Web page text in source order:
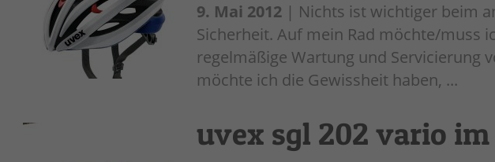
9. Mai 2012 | Nichts ist wichtiger beim
Sicherheit. Auf mein Rad möchte/muss
regelmäßige Wartung und Servicierung
möchte ich die Gewissheit haben, ...
uvex sgl 202 vario im